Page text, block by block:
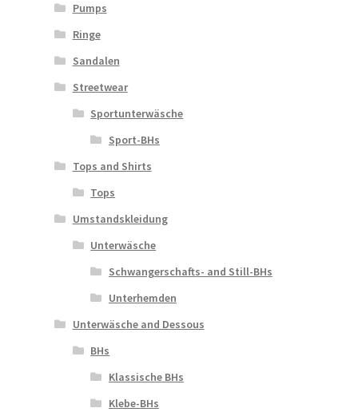
Pumps
Ringe
Sandalen
Streetwear
Sportunterwäsche
Sport-BHs
Tops and Shirts
Tops
Umstandskleidung
Unterwäsche
Schwangerschafts- and Still-BHs
Unterhemden
Unterwäsche and Dessous
BHs
Klassische BHs
Klebe-BHs